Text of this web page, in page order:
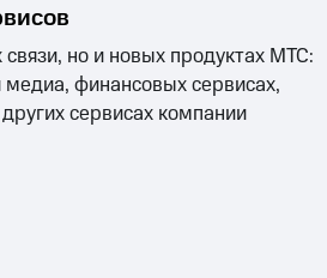
но и новых продуктах МТС:
финансовых сервисах,
сервисах компании